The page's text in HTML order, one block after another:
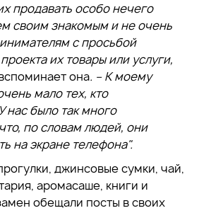
продавать особо нечего
своим знакомым и не очень
с просьбой
их товары или услуги,
она. – К моему
мало тех, кто
нас было так много
по словам людей, они
на экране телефона".
джинсовые сумки, чай,
аромасаше, книги и
обещали посты в своих